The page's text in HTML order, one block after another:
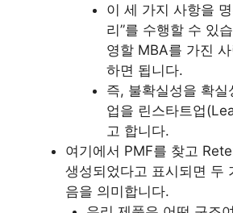
이 세 가지 사항을
리”를 수행할 수 있
영할 MBA를 가진
하면 됩니다.
즉, 불확실성을 확
업을 린스타트업
고 합니다.
여기에서 PMF를 찾고
생성되었다고 표시되면 두
음을 의미합니다.